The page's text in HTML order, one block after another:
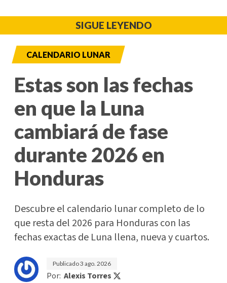
SIGUE LEYENDO
CALENDARIO LUNAR
Estas son las fechas
en que la Luna
cambiará de fase
durante 2026 en
Honduras
Descubre el calendario lunar completo de lo
que resta del 2026 para Honduras con las
fechas exactas de Luna llena, nueva y cuartos.
Publicado3 ago. 2026
Por: Alexis Torres